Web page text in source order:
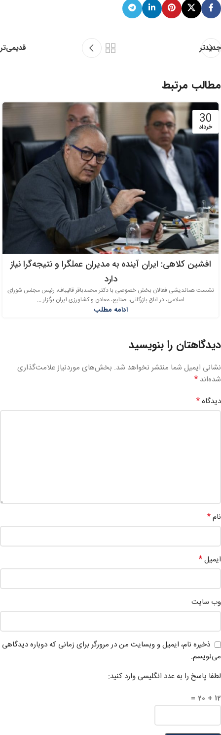
جدیدتر قدیمی‌تر
مطالب مرتبط
30
خرداد
افشین کلاهی: ایران آینده به مدیران عملگرا و نتیجه‌گرا نیاز
دارد
نشست هماندیشی فعالان بخش خصوصی با دکتر محمدباقر قالیباف، رئیس مجلس شورای
اسلامی، در اتاق بازرگانی، صنایع، معادن و کشاورزی ایران برگزار ...
ادامه مطلب
دیدگاهتان را بنویسید
نشانی ایمیل شما منتشر نخواهد شد. بخش‌های موردنیاز علامت‌گذاری
شده‌اند *
دیدگاه*
نام*
ایمیل*
وب‌ سایت
ذخیره نام، ایمیل و وبسایت من در مرورگر برای زمانی که دوباره دیدگاهی
می‌نویسم.
لطفا پاسخ را به عدد انگلیسی وارد کنید:
12 + 20 =